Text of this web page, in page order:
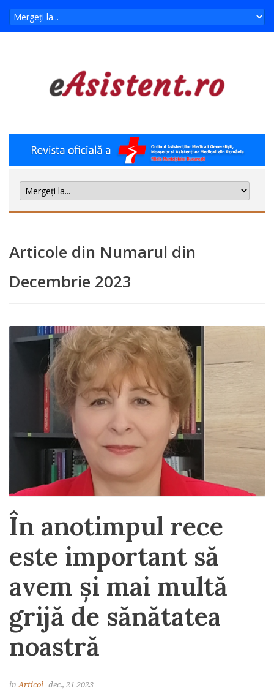
Articole din Numarul din
Decembrie 2023
În anotimpul rece
este important să
avem și mai multă
grijă de sănătatea
noastră
inArticol dec., 21 2023